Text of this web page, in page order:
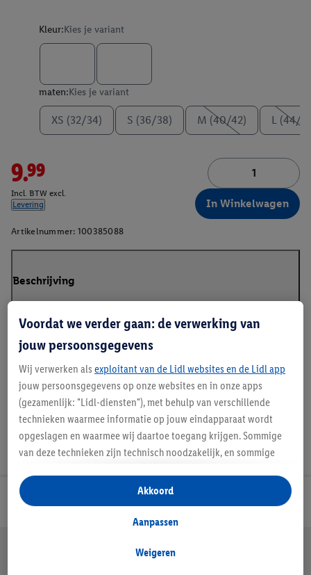
Kleur:Kies je variant
maten:Kies je variant
XS (32/34) S (36/38) M (40/42) L (44/
9.99
Incl. BTW excl.
Levering
In Winkelwagen
Artikelnummer: 100385088
Beschrijving
Details over productveiligheid
Veilig winkelen
Voordat we verder gaan: de verwerking van
jouw persoonsgegevens
Wij verwerken als exploitant van de Lidl websites en de Lidl app
jouw persoonsgegevens op onze websites en in onze apps
(gezamenlijk: "Lidl-diensten"), met behulp van verschillende
technieken waarmee informatie op jouw eindapparaat wordt
opgeslagen en waarmee wij daartoe toegang krijgen. Sommige
van deze technieken zijn technisch noodzakelijk, en sommige
opslaan van voorkeursinstellingen, het verzamelen en
analyseren van statistieken of voor het tonen van
gepersonaliseerde reclame binnen en buiten de Lidl-diensten.
gegevens over jouw aankoopgedrag in de winkel ook voor de
Weigeren
Aanpassen
Akkoord